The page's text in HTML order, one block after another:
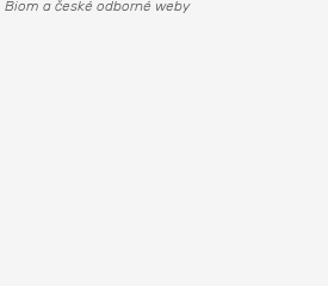
Biom a české odborné weby